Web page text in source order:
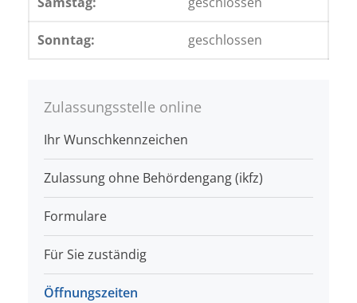
Sonntag: geschlossen
Zulassungsstelle online
Ihr Wunschkennzeichen
Zulassung ohne Behördengang (ikfz)
Formulare
Für Sie zuständig
Öffnungszeiten